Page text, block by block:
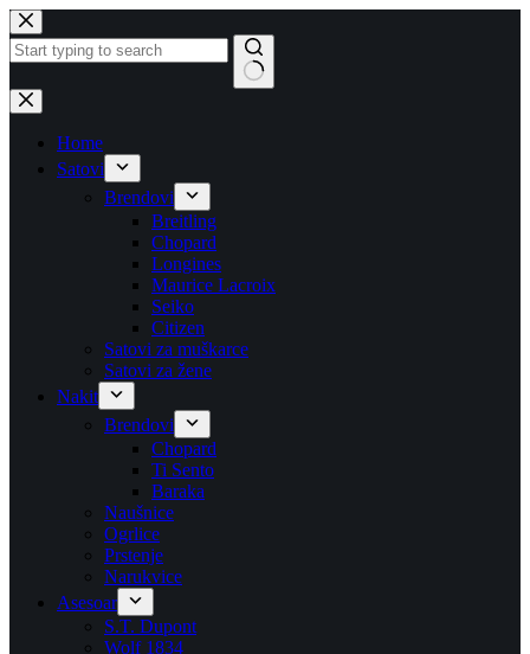
Skip
to
content
No
results
Home
Satovi
Brendovi
Breitling
Chopard
Longines
Maurice Lacroix
Seiko
Citizen
Satovi za muškarce
Satovi za žene
Nakit
Brendovi
Chopard
Ti Sento
Baraka
Naušnice
Ogrlice
Prstenje
Narukvice
Asesoar
S.T. Dupont
Wolf 1834